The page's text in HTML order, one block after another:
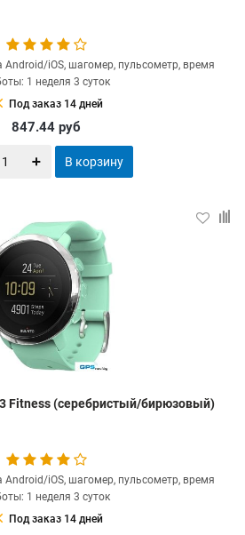
iOS, шагомер, пульсометр, время
1 неделя 3 суток
Под заказ 14 дней
847.44 руб
В корзину
Fitness (серебристый/бирюзовый)
iOS, шагомер, пульсометр, время
1 неделя 3 суток
Под заказ 14 дней